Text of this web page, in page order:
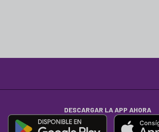
DESCARGAR LA APP AHORA